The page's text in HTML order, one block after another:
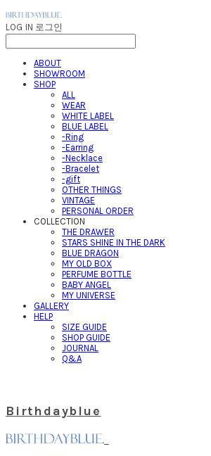
LOG IN 로그인
ABOUT
SHOWROOM
SHOP
ALL
WEAR
WHITE LABEL
BLUE LABEL
-Ring
-Earring
-Necklace
-Bracelet
-gift
OTHER THINGS
VINTAGE
PERSONAL ORDER
COLLECTION
THE DRAWER
STARS SHINE IN THE DARK
BLUE DRAGON
MY OLD BOX
PERFUME BOTTLE
BABY ANGEL
MY UNIVERSE
GALLERY
HELP
SIZE GUIDE
SHOP GUIDE
JOURNAL
Q&A
Birthdayblue